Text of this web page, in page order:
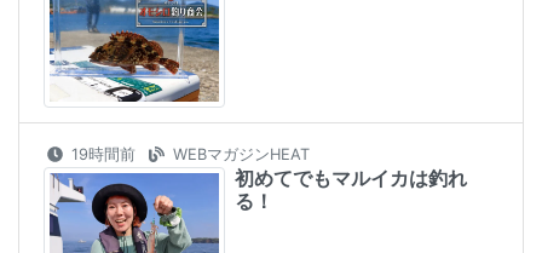
19時間前 WEBマガジンHEAT
初めてでもマルイカは釣れ
る！